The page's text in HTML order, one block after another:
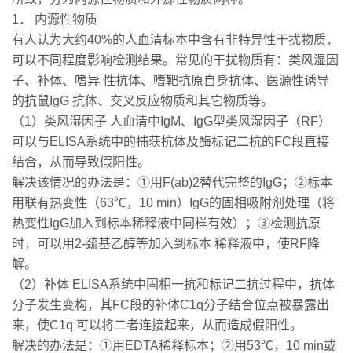
1． 内源性物质
有人认为大约40%的人血清标本中含有非特异性干扰物质，
可以不同程度影响检测结果。常见的干扰物质有：类风湿因
子、补体、嗜异 性抗体、嗜靶抗原自身抗体、医源性诱导
的抗鼠IgG 抗体、交叉反应物质和其它物质等。
（1）类风湿因子 人血清中IgM、IgG型类风湿因子（RF）
可以与ELISA系统中的捕获抗体及酶标记二抗的FC段直接
结合，从而导致假阳性。
解决该情况的办法是：①用F(ab)2替代完整的IgG；②标本
用联有热变性（63℃，10 min）IgG的固相吸附剂处理（将
热变性IgG加入到标本稀释液中同样有效）；③检测抗原
时，可以用2-巯基乙醇等加入到标本 稀释液中，使RF降
解。
（2）补体 ELISA系统中固相一抗和标记二抗过程中，抗体
分子发生变构，其FC段的补体C1q分子结合位点被暴露出
来，使C1q 可以将二者连接起来，从而造成假阳性。
解决的办法是：①用EDTA稀释标本；②用53℃，10 min或